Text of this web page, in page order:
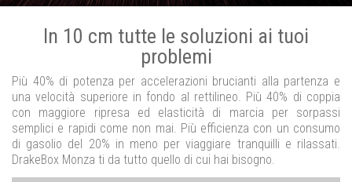
In 10 cm tutte le soluzioni ai tuoi
problemi
Più 40% di potenza per accelerazioni brucianti alla partenza e
una velocità superiore in fondo al rettilineo. Più 40% di coppia
con maggiore ripresa ed elasticità di marcia per sorpassi
semplici e rapidi come non mai. Più efficienza con un consumo
di gasolio del 20% in meno per viaggiare tranquilli e rilassati.
DrakeBox Monza ti da tutto quello di cui hai bisogno.